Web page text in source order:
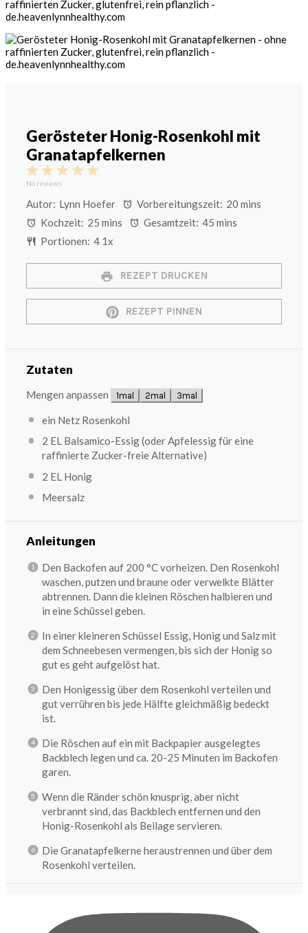
Gerösteter Honig-Rosenkohl mit
Granatapfelkernen
5
4
3
2
Stars
1
Star
No reviews
Autor: Lynn Hoefer Vorbereitungszeit: 20 mins
Kochzeit: 25 mins Gesamtzeit: 45 mins
Portionen: 4 1x
REZEPT DRUCKEN
REZEPT PINNEN
Zutaten
Mengen anpassen 1mal 2mal 3mal
ein Netz Rosenkohl
2 EL Balsamico-Essig (oder Apfelessig für eine
raffinierte Zucker-freie Alternative)
2 EL Honig
Meersalz
Anleitungen
Den Backofen auf 200 °C vorheizen. Den Rosenkohl
waschen, putzen und braune oder verwelkte Blätter
abtrennen. Dann die kleinen Röschen halbieren und
in eine Schüssel geben.
In einer kleineren Schüssel Essig, Honig und Salz mit
dem Schneebesen vermengen, bis sich der Honig so
gut es geht aufgelöst hat.
Den Honigessig über dem Rosenkohl verteilen und
gut verrühren bis jede Hälfte gleichmäßig bedeckt
ist.
Die Röschen auf ein mit Backpapier ausgelegtes
Backblech legen und ca. 20-25 Minuten im Backofen
garen.
Wenn die Ränder schön knusprig, aber nicht
verbrannt sind, das Backblech entfernen und den
Honig-Rosenkohl als Beilage servieren.
Die Granatapfelkerne heraustrennen und über dem
Rosenkohl verteilen.